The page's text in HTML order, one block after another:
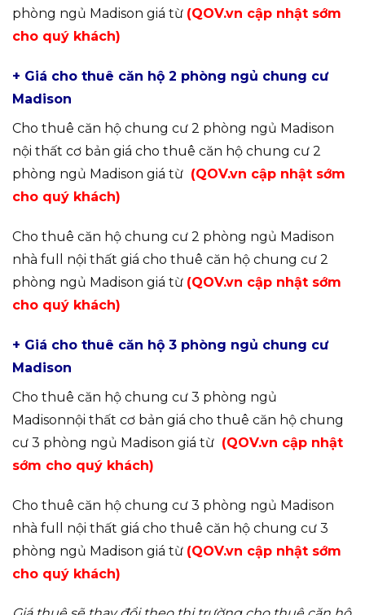
phòng ngủ Madison giá từ (QOV.vn cập nhật sớm
cho quý khách)
+ Giá cho thuê căn hộ 2 phòng ngủ chung cư
Madison
Cho thuê căn hộ chung cư 2 phòng ngủ Madison
nội thất cơ bản giá cho thuê căn hộ chung cư 2
phòng ngủ Madison giá từ (QOV.vn cập nhật sớm
cho quý khách)
Cho thuê căn hộ chung cư 2 phòng ngủ Madison
nhà full nội thất giá cho thuê căn hộ chung cư 2
phòng ngủ Madison giá từ (QOV.vn cập nhật sớm
cho quý khách)
+ Giá cho thuê căn hộ 3 phòng ngủ chung cư
Madison
Cho thuê căn hộ chung cư 3 phòng ngủ
Madisonnội thất cơ bản giá cho thuê căn hộ chung
cư 3 phòng ngủ Madison giá từ (QOV.vn cập nhật
sớm cho quý khách)
Cho thuê căn hộ chung cư 3 phòng ngủ Madison
nhà full nội thất giá cho thuê căn hộ chung cư 3
phòng ngủ Madison giá từ (QOV.vn cập nhật sớm
cho quý khách)